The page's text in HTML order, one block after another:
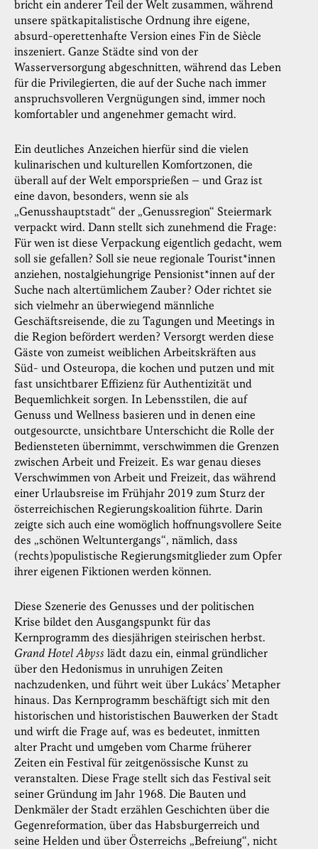
bricht ein anderer Teil der Welt zusammen, während
unsere spätkapitalistische Ordnung ihre eigene,
absurd-operettenhafte Version eines Fin de Siècle
inszeniert. Ganze Städte sind von der
Wasserversorgung abgeschnitten, während das Leben
für die Privilegierten, die auf der Suche nach immer
anspruchsvolleren Vergnügungen sind, immer noch
komfortabler und angenehmer gemacht wird.
Ein deutliches Anzeichen hierfür sind die vielen
kulinarischen und kulturellen Komfortzonen, die
überall auf der Welt emporsprießen – und Graz ist
eine davon, besonders, wenn sie als
„Genusshauptstadt“ der „Genussregion“ Steiermark
verpackt wird. Dann stellt sich zunehmend die Frage:
Für wen ist diese Verpackung eigentlich gedacht, wem
soll sie gefallen? Soll sie neue regionale Tourist*innen
anziehen, nostalgiehungrige Pensionist*innen auf der
Suche nach altertümlichem Zauber? Oder richtet sie
sich vielmehr an überwiegend männliche
Geschäftsreisende, die zu Tagungen und Meetings in
die Region befördert werden? Versorgt werden diese
Gäste von zumeist weiblichen Arbeitskräften aus
Süd- und Osteuropa, die kochen und putzen und mit
fast unsichtbarer Effizienz für Authentizität und
Bequemlichkeit sorgen. In Lebensstilen, die auf
Genuss und Wellness basieren und in denen eine
outgesourcte, unsichtbare Unterschicht die Rolle der
Bediensteten übernimmt, verschwimmen die Grenzen
zwischen Arbeit und Freizeit. Es war genau dieses
Verschwimmen von Arbeit und Freizeit, das während
einer Urlaubsreise im Frühjahr 2019 zum Sturz der
österreichischen Regierungskoalition führte. Darin
zeigte sich auch eine womöglich hoffnungsvollere Seite
des „schönen Weltuntergangs“, nämlich, dass
(rechts)populistische Regierungsmitglieder zum Opfer
ihrer eigenen Fiktionen werden können.
Diese Szenerie des Genusses und der politischen
Krise bildet den Ausgangspunkt für das
Kernprogramm des diesjährigen steirischen herbst.
Grand Hotel Abyss lädt dazu ein, einmal gründlicher
über den Hedonismus in unruhigen Zeiten
nachzudenken, und führt weit über Lukács’ Metapher
hinaus. Das Kernprogramm beschäftigt sich mit den
historischen und historistischen Bauwerken der Stadt
und wirft die Frage auf, was es bedeutet, inmitten
alter Pracht und umgeben vom Charme früherer
Zeiten ein Festival für zeitgenössische Kunst zu
veranstalten. Diese Frage stellt sich das Festival seit
seiner Gründung im Jahr 1968. Die Bauten und
Denkmäler der Stadt erzählen Geschichten über die
Gegenreformation, über das Habsburgerreich und
seine Helden und über Österreichs „Befreiung“, nicht